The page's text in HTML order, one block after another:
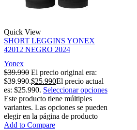
Quick View
SHORT LEGGINS YONEX
42012 NEGRO 2024
Yonex
$39.990 El precio original era:
$39.990.$25.990El precio actual
es: $25.990. Seleccionar opciones
Este producto tiene múltiples
variantes. Las opciones se pueden
elegir en la página de producto
Add to Compare